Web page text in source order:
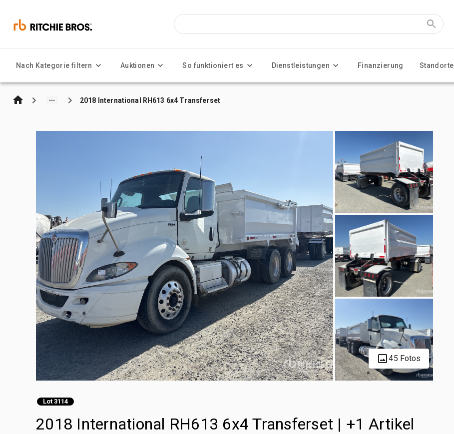
Nach Kategorie filtern Auktionen So funktioniert es Dienstleistungen Finanzierung Standorte
2018 International RH613 6x4 Transferset
45 Fotos
Lot 3114
2018 International RH613 6x4 Transferset | +1 Artikel